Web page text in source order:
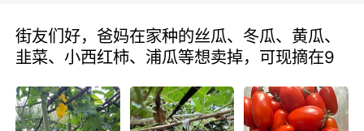
街友们好，爸妈在家种的丝瓜、冬瓜、黄瓜、
韭菜、小西红柿、浦瓜等想卖掉，可现摘在9